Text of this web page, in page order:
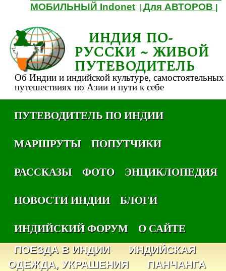
МОБИЛЬНЫЙ Indonet |Для АВТОРОВ
ИНДИЯ ПО-
РУССКИ ~ ЖИВОЙ
ПУТЕВОДИТЕЛЬ
Об Индии и индийской культуре, самостоятельных
путешествиях по Азии и пути к себе
ПУТЕВОДИТЕЛЬ ПО ИНДИИ
МАРШРУТЫ
ПОПУТЧИКИ
РАССКАЗЫ
ФОТО
ЭНЦИКЛОПЕДИЯ
НОВОСТИ ИНДИИ
БЛОГИ
ИНДИЙСКИЙ ФОРУМ
О САЙТЕ
ПОЕЗДА В ИНДИИ
ИНДИЙСКАЯ
ОДЕЖДА, УКРАШЕНИЯ
ПАНЧАНГА